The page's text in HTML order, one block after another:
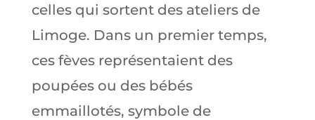
celles qui sortent des ateliers de
Limoge. Dans un premier temps,
ces fèves représentaient des
poupées ou des bébés
emmaillotés, symbole de